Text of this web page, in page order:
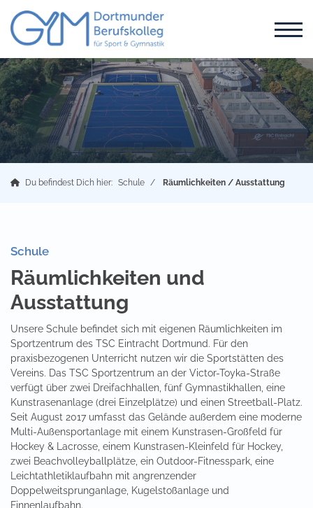
Du befindest Dich hier: Schule Räumlichkeiten / Ausstattung
Schule
Räumlichkeiten und
Ausstattung
Unsere Schule befindet sich mit eigenen Räumlichkeiten im
Sportzentrum des TSC Eintracht Dortmund. Für den
praxisbezogenen Unterricht nutzen wir die Sportstätten des
Vereins. Das TSC Sportzentrum an der Victor-Toyka-Straße
verfügt über zwei Dreifachhallen, fünf Gymnastikhallen, eine
Kunstrasenanlage (drei Einzelplätze) und einen Streetball-Platz.
Seit August 2017 umfasst das Gelände außerdem eine moderne
Multi-Außensportanlage mit einem Kunstrasen-Großfeld für
Hockey & Lacrosse, einem Kunstrasen-Kleinfeld für Hockey,
zwei Beachvolleyballplätze, ein Outdoor-Fitnesspark, eine
Leichtathletiklaufbahn mit angrenzender
Doppelweitsprunganlage, Kugelstoßanlage und
Finnenlaufbahn.